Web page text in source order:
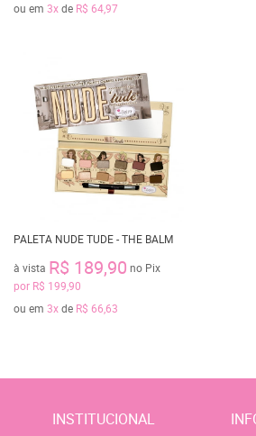
ou em 3xde R$ 64,97
PALETA NUDE TUDE - THE BALM
à vista R$ 189,90 no Pix
por R$ 199,90
ou em 3xde R$ 66,63
INSTITUCIONAL